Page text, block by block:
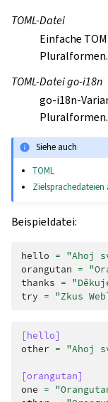
TOML-Datei
Einfache
Pluralformen.
TOML-Datei go-i18n
go-i18n-
Pluralformen.
Siehe auch
TOML
Zielsprachedateien
Beispieldatei:
hello = "Ahoj
orangutan =
thanks =
try = "Zkus
[hello]
other = "Ahoj
[orangutan]
one =